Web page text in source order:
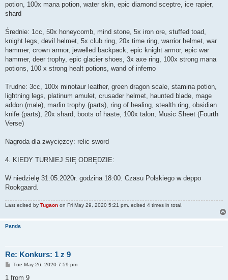
potion, 100x mana potion, water skin, epic diamond sceptre, ice rapier,
shard
Średnie: 1cc, 50x honeycomb, mind stone, 5x iron ore, stuffed toad,
knight legs, devil helmet, 5x club ring, 20x time ring, warrior helmet, war
hammer, crown armor, jewelled backpack, epic knight armor, epic war
hammer, deer trophy, epic glacier shoes, 3x axe ring, 100x strong mana
potions, 100 x strong healt potions, wand of inferno
Trudne: 3cc, 100x minotaur leather, green dragon scale, stamina potion,
lightning legs, platinum amulet, crusader helmet, haunted blade, mage
addon (male), marlin trophy (parts), ring of healing, stealth ring, obsidian
knife (parts), 20x shard, boots of haste, 100x talon, Music Sheet (Fourth
Verse)
Nagroda dla zwycięzcy: relic sword
4. KIEDY TURNIEJ SIĘ ODBĘDZIE:
W niedzielę 31.05.2020r. godzina 18:00. Czasu Polskiego w deppo
Rookgaard.
Last edited by Tugaon on Fri May 29, 2020 5:21 pm, edited 4 times in total.
Panda
Re: Konkurs: 1 z 9
P
s
Tue May 26, 2020 7:59 pm
1 from 9